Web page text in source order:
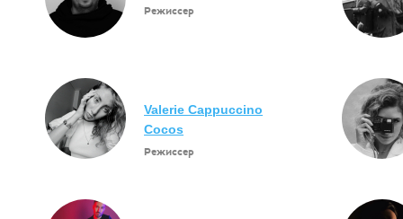
Режиссер
Valerie Cappuccino
Cocos
Режиссер